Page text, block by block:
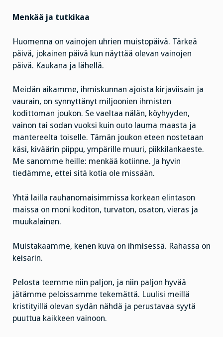
Menkää ja tutkikaa
Huomenna on vainojen uhrien muistopäivä. Tärkeä
päivä, jokainen päivä kun näyttää olevan vainojen
päivä. Kaukana ja lähellä.
Meidän aikamme, ihmiskunnan ajoista kirjaviisain ja
vaurain, on synnyttänyt miljoonien ihmisten
kodittoman joukon. Se vaeltaa nälän, köyhyyden,
vainon tai sodan vuoksi kuin outo lauma maasta ja
mantereelta toiselle. Tämän joukon eteen nostetaan
käsi, kiväärin piippu, ympärille muuri, piikkilankaeste.
Me sanomme heille: menkää kotiinne. Ja hyvin
tiedämme, ettei sitä kotia ole missään.
Yhtä lailla rauhanomaisimmissa korkean elintason
maissa on moni koditon, turvaton, osaton, vieras ja
muukalainen.
Muistakaamme, kenen kuva on ihmisessä. Rahassa on
keisarin.
Pelosta teemme niin paljon, ja niin paljon hyvää
jätämme peloissamme tekemättä. Luulisi meillä
kristityillä olevan sydän nähdä ja perustavaa syytä
puuttua kaikkeen vainoon.